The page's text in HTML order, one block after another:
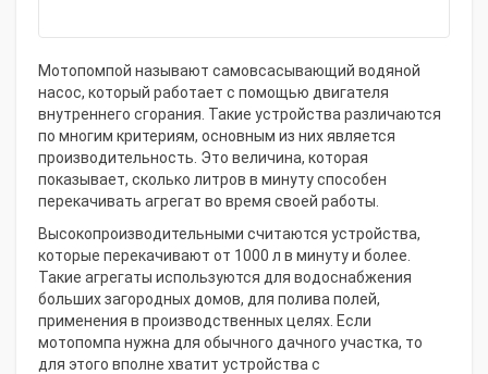
Мотопомпой называют самовсасывающий водяной
насос, который работает с помощью двигателя
внутреннего сгорания. Такие устройства различаются
по многим критериям, основным из них является
производительность. Это величина, которая
показывает, сколько литров в минуту способен
перекачивать агрегат во время своей работы.
Высокопроизводительными считаются устройства,
которые перекачивают от 1000 л в минуту и более.
Такие агрегаты используются для водоснабжения
больших загородных домов, для полива полей,
применения в производственных целях. Если
мотопомпа нужна для обычного дачного участка, то
для этого вполне хватит устройства с